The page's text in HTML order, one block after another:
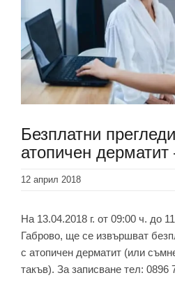
Безплатни
атопичен дерматит
12 април 2018
На 13.04.2018 г. от 09:00 ч. до
Габрово, ще се извършват
с атопичен дерматит (или
такъв). За записване тел: 0896